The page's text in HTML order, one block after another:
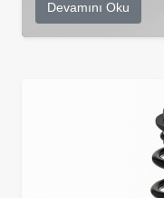
Devamını Oku